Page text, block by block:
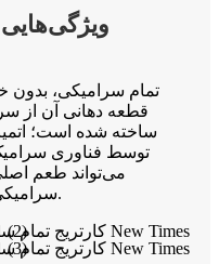
تمام سرامیکی، بدون
قطعه دهانی آن از
ساخته شده است؛
توسط فناوری
می‌تواند طعم
سرامیکی دارای عملکرد قفل کودک است.